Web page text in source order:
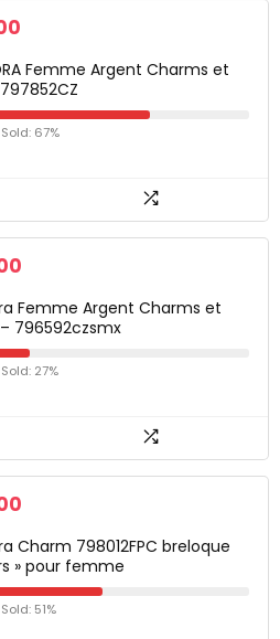
Femme Argent Charms et
67%
Femme Argent Charms et
796592czsmx
27%
Charm 798012FPC breloque
» pour femme
51%